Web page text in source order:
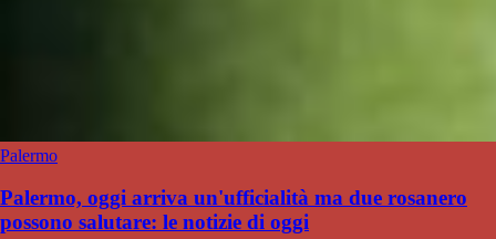
Palermo
Palermo, oggi arriva un'ufficialità ma due rosanero
possono salutare: le notizie di oggi